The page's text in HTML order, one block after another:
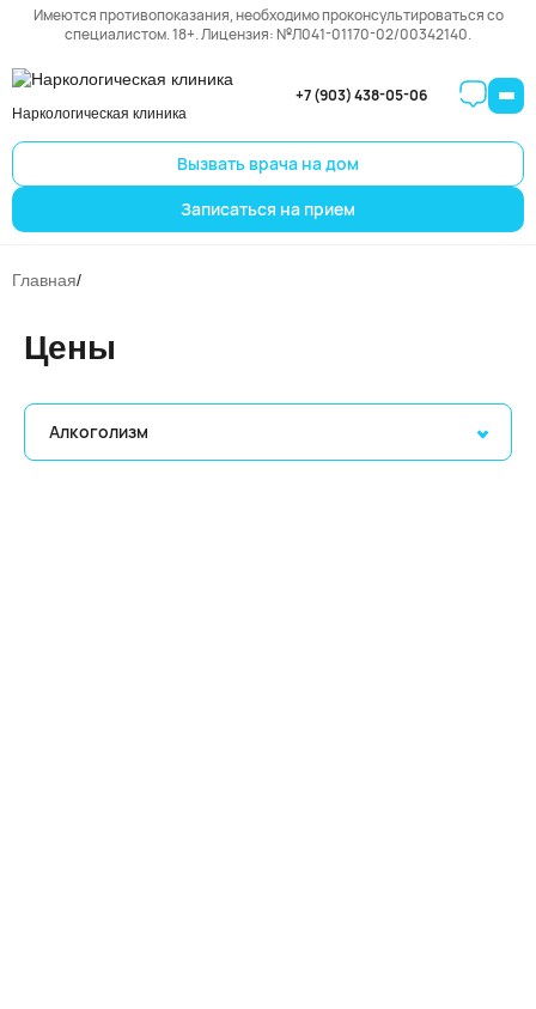
Имеются противопоказания, необходимо проконсультироваться со
специалистом. 18+. Лицензия: №Л041-01170-02/00342140.
Наркологическая клиника
+7 (903) 438-05-06
Вызвать врача на дом
Записаться на прием
Главная/
Цены
Алкоголизм